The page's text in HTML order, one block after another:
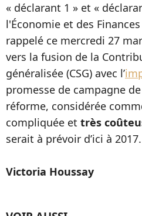
« déclarant 1 » et «
l'Économie et des
rappelé ce mercredi 27
vers la fusion de la
généralisée (CSG) avec l’
promesse de campagne
réforme, considérée
compliquée et très
serait à prévoir d’ici à 2017.
Victoria Houssay